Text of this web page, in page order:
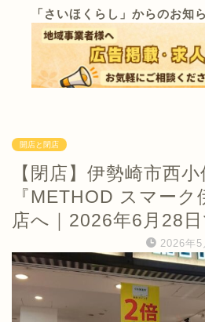
「さいほくらし」からのお知
開店と閉店
【閉店】伊勢崎市西
『METHOD スマーク
店へ｜2026年6月28
2026年5